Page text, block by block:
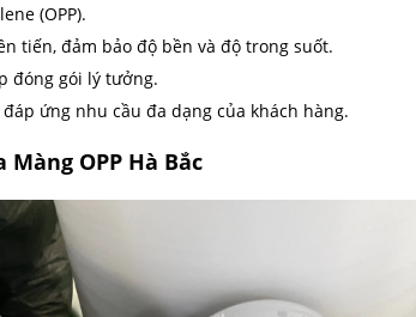
(OPP).
tiến, đảm bảo độ bền và độ trong suốt.
đóng gói lý tưởng.
đáp ứng nhu cầu đa dạng của khách hàng.
OPP Hà Bắc